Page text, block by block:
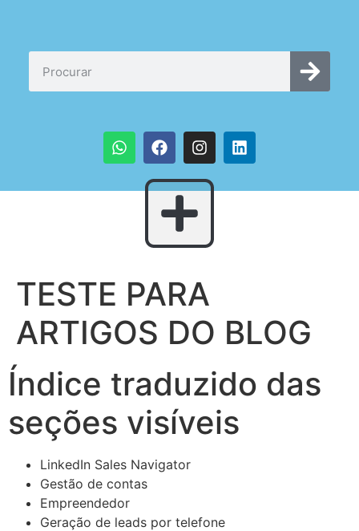
TESTE PARA
ARTIGOS DO BLOG
Índice traduzido das
seções visíveis
LinkedIn Sales Navigator
Gestão de contas
Empreendedor
Geração de leads por telefone